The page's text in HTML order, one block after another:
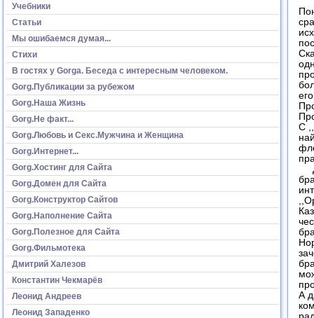
Учебники
Статьи
Мы ошибаемся думая...
Стихи
В гостях у Gorga. Беседа с интересным человеком.
Gorg.Публикации за рубежом
Gorg.Наша Жизнь
Gorg.Не факт...
Gorg.Любовь и Секс.Мужчина и Женщина
Gorg.Интернет...
Gorg.Хостинг для Сайта
Gorg.Домен для Сайта
Gorg.Конструктор Сайтов
Gorg.Наполнение Сайта
Gorg.Полезное для Сайта
Gorg.Фильмотека
Дмитрий Халезов
Константин Чекмарёв
Леонид Андреев
Леонид Западенко
С
А